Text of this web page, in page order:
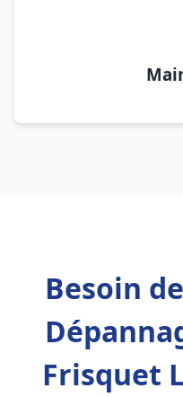
Besoin
Frisquet